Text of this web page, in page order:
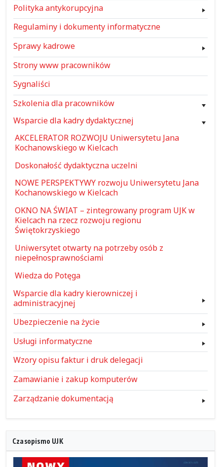
Polityka antykorupcyjna
Regulaminy i dokumenty informatyczne
Sprawy kadrowe
Strony www pracowników
Sygnaliści
Szkolenia dla pracowników
Wsparcie dla kadry dydaktycznej
AKCELERATOR ROZWOJU Uniwersytetu Jana
Kochanowskiego w Kielcach
Doskonałość dydaktyczna uczelni
NOWE PERSPEKTYWY rozwoju Uniwersytetu Jana
Kochanowskiego w Kielcach
OKNO NA ŚWIAT – zintegrowany program UJK w
Kielcach na rzecz rozwoju regionu
Świętokrzyskiego
Uniwersytet otwarty na potrzeby osób z
niepełnosprawnościami
Wiedza do Potęga
Wsparcie dla kadry kierowniczej i
administracyjnej
Ubezpieczenie na życie
Usługi informatyczne
Wzory opisu faktur i druk delegacji
Zamawianie i zakup komputerów
Zarządzanie dokumentacją
Czasopismo UJK